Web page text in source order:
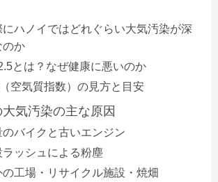
にハノイではどれぐらい大気汚染が深
のか
とは？なぜ健康に悪いのか
空気質指数）の見方と目安
気汚染の主な原因
のバイクと古いエンジン
ラッシュによる粉塵
の工場・リサイクル施設・焼畑